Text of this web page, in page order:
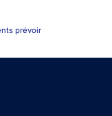
prévoir